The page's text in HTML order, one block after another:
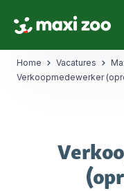
Home Vacatures
Verkoopmedewerker